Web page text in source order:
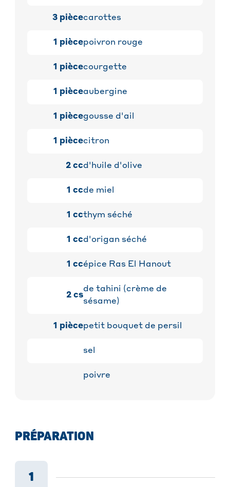
3 piècecarottes
1 piècepoivron rouge
1 piècecourgette
1 pièceaubergine
1 piècegousse d'ail
1 piècecitron
2 ccd'huile d'olive
1 ccde miel
1 ccthym séché
1 ccd'origan séché
1 ccépice Ras El Hanout
2 cs
de tahini (crème de
sésame)
1 piècepetit bouquet de persil
sel
poivre
PRÉPARATION
1